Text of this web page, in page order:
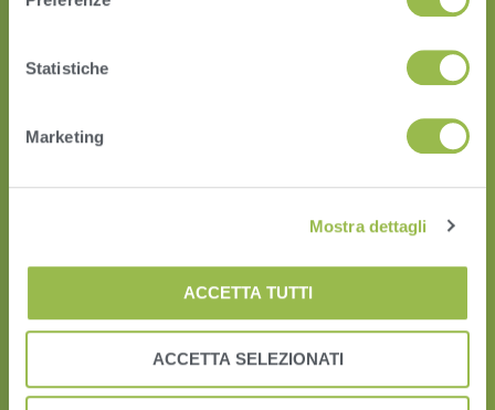
Statistiche
Marketing
Mostra dettagli
ACCETTA TUTTI
ACCETTA SELEZIONATI
VAS PULSE Platform